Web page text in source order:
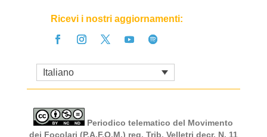
Ricevi i nostri aggiornamenti:
Italiano
Periodico telematico del Movimento
dei Focolari (P.A.F.O.M.) reg. Trib. Velletri decr. N. 11